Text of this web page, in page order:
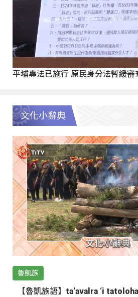
平埔專法已施行 原民身分法暫緩審
文化小辭典
魯凱族
【魯凱族語】ta‘avalra ‘i